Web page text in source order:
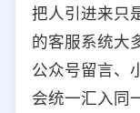
把人引进来只
的客服系统大
公众号留言、
会统一汇入同